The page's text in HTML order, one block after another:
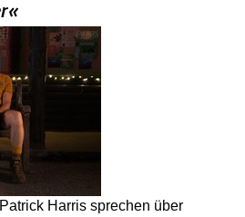
Harris sprechen über